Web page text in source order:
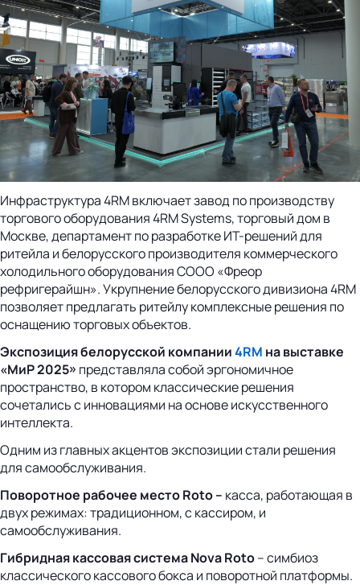
Инфраструктура 4RM включает завод по производству
торгового оборудования 4RM Systems, торговый дом в
Москве, департамент по разработке ИТ-решений для
ритейла и белорусского производителя коммерческого
холодильного оборудования СООО «Фреор
рефригерайшн». Укрупнение белорусского дивизиона 4RM
позволяет предлагать ритейлу комплексные решения по
оснащению торговых объектов.
Экспозиция белорусской компании4RM на выставке
«МиР 2025» представляла собой эргономичное
пространство, в котором классические решения
сочетались с инновациями на основе искусственного
интеллекта.
Одним из главных акцентов экспозиции стали решения
для самообслуживания.
Поворотное рабочее место Roto – касса, работающая в
двух режимах: традиционном, с кассиром, и
самообслуживания.
Гибридная кассовая система Nova Roto– симбиоз
классического кассового бокса и поворотной платформы.